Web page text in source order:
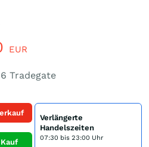
EUR
Tradegate
Kauf
Verlängerte
Handelszeiten
07:30 bis 23:00 Uhr